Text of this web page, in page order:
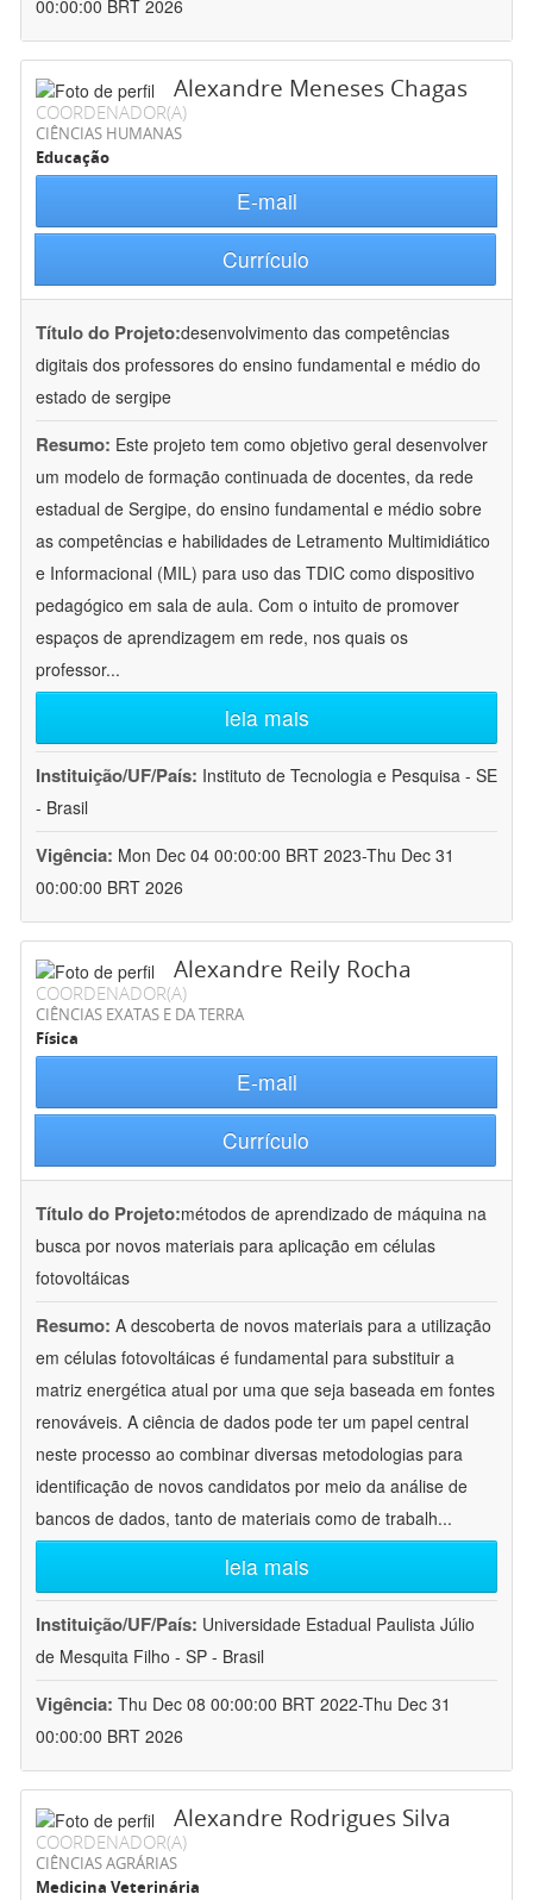
00:00:00 BRT 2026
Alexandre Meneses Chagas
COORDENADOR(A)
CIÊNCIAS HUMANAS
Educação
E-mail
Currículo
Título do Projeto:desenvolvimento das competências
digitais dos professores do ensino fundamental e médio do
estado de sergipe
Resumo: Este projeto tem como objetivo geral desenvolver
um modelo de formação continuada de docentes, da rede
estadual de Sergipe, do ensino fundamental e médio sobre
as competências e habilidades de Letramento Multimidiático
e Informacional (MIL) para uso das TDIC como dispositivo
pedagógico em sala de aula. Com o intuito de promover
espaços de aprendizagem em rede, nos quais os
professor...
leia mais
Instituição/UF/País: Instituto de Tecnologia e Pesquisa - SE
- Brasil
Vigência: Mon Dec 04 00:00:00 BRT 2023-Thu Dec 31
00:00:00 BRT 2026
Alexandre Reily Rocha
COORDENADOR(A)
CIÊNCIAS EXATAS E DA TERRA
Física
E-mail
Currículo
Título do Projeto:métodos de aprendizado de máquina na
busca por novos materiais para aplicação em células
fotovoltáicas
Resumo: A descoberta de novos materiais para a utilização
em células fotovoltáicas é fundamental para substituir a
matriz energética atual por uma que seja baseada em fontes
renováveis. A ciência de dados pode ter um papel central
neste processo ao combinar diversas metodologias para
identificação de novos candidatos por meio da análise de
bancos de dados, tanto de materiais como de trabalh...
leia mais
Instituição/UF/País: Universidade Estadual Paulista Júlio
de Mesquita Filho - SP - Brasil
Vigência: Thu Dec 08 00:00:00 BRT 2022-Thu Dec 31
00:00:00 BRT 2026
Alexandre Rodrigues Silva
COORDENADOR(A)
CIÊNCIAS AGRÁRIAS
Medicina Veterinária